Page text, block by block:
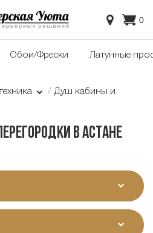
0
Обои/Фрески Латунные
Душ кабины и
в Астане